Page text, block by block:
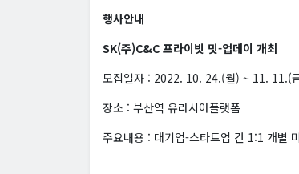
행사안내
SK(주)C&C 프라이빗 밋-업데이 개최
모집일자 : 2022. 10. 24.(월) ~ 11. 11.(
장소 : 부산역 유라시아플랫폼
주요내용 : 대기업-스타트업 간 1:1 개별